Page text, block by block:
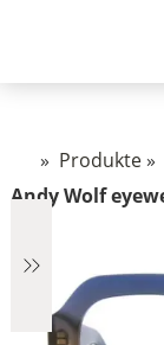
» Produkte»
Andy Wolf